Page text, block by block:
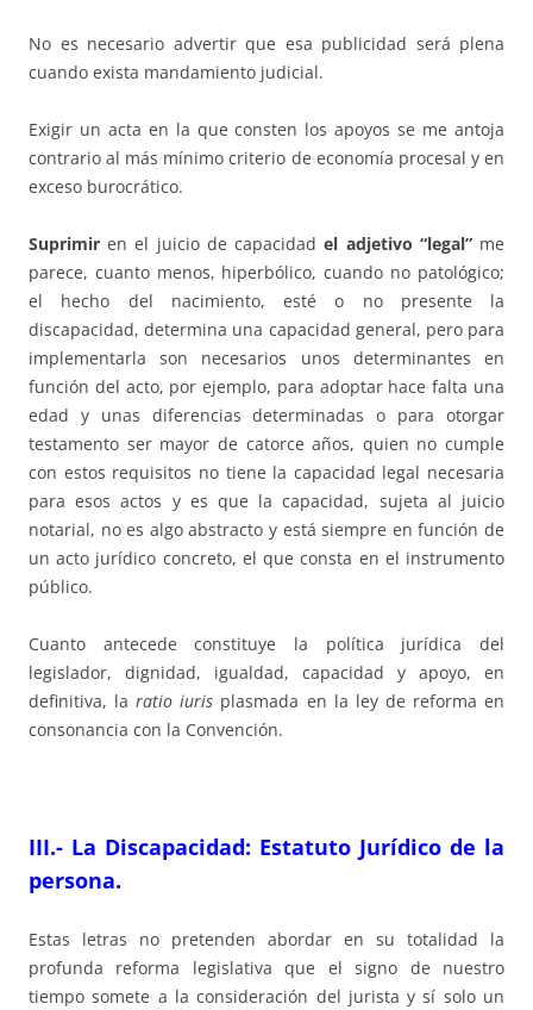
No es necesario advertir que esa publicidad será plena
cuando exista mandamiento judicial.
Exigir un acta en la que consten los apoyos se me antoja
contrario al más mínimo criterio de economía procesal y en
exceso burocrático.
Suprimir en el juicio de capacidadel adjetivo “legal”me
parece, cuanto menos, hiperbólico, cuando no patológico;
el hecho del nacimiento, esté o no presente la
discapacidad, determina una capacidad general, pero para
implementarla son necesarios unos determinantes en
función del acto, por ejemplo, para adoptar hace falta una
edad y unas diferencias determinadas o para otorgar
testamento ser mayor de catorce años, quien no cumple
con estos requisitos no tiene la capacidad legal necesaria
para esos actos y es que la capacidad, sujeta al juicio
notarial, no es algo abstracto y está siempre en función de
un acto jurídico concreto, el que consta en el instrumento
público.
Cuanto antecede constituye la política jurídica del
legislador, dignidad, igualdad, capacidad y apoyo, en
definitiva, laratio iuris plasmada en la ley de reforma en
consonancia con la Convención.
III.- La Discapacidad: Estatuto Jurídico de la
persona.
Estas letras no pretenden abordar en su totalidad la
profunda reforma legislativa que el signo de nuestro
tiempo somete a la consideración del jurista y sí solo un